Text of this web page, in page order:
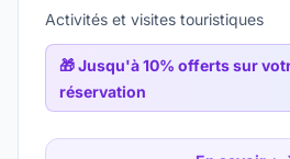
Activités et visites touristiques
🎁Jusqu'à 10% offerts sur
réservation